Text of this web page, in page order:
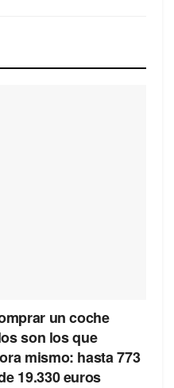
un coche
son los que
mismo: hasta 773
19.330 euros